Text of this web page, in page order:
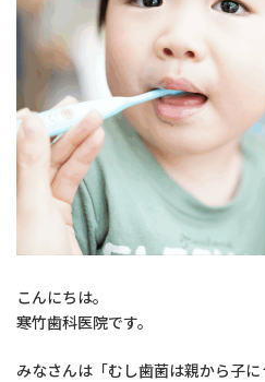
こんにちは。
寒竹歯科医院です。
みなさんは「むし歯菌は親から子